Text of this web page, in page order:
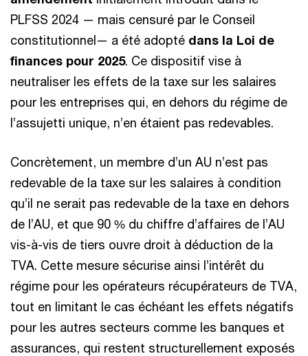
PLFSS 2024 — mais censuré par le Conseil
constitutionnel— a été adopté dans la Loi de
finances pour 2025. Ce dispositif vise à
neutraliser les effets de la taxe sur les salaires
pour les entreprises qui, en dehors du régime de
l’assujetti unique, n’en étaient pas redevables.
Concrètement, un membre d’un AU n’est pas
redevable de la taxe sur les salaires à condition
qu’il ne serait pas redevable de la taxe en dehors
de l’AU, et que 90 % du chiffre d’affaires de l’AU
vis-à-vis de tiers ouvre droit à déduction de la
TVA. Cette mesure sécurise ainsi l’intérêt du
régime pour les opérateurs récupérateurs de TVA,
tout en limitant le cas échéant les effets négatifs
pour les autres secteurs comme les banques et
assurances, qui restent structurellement exposés